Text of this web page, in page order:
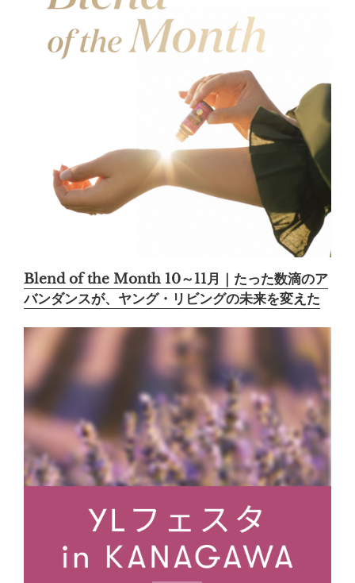
Blend of the Month 10～11月｜たった数滴のア
バンダンスが、ヤング・リビングの未来を変えた